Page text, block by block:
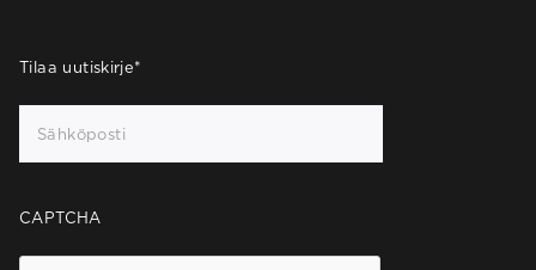
Tilaa uutiskirje*
CAPTCHA